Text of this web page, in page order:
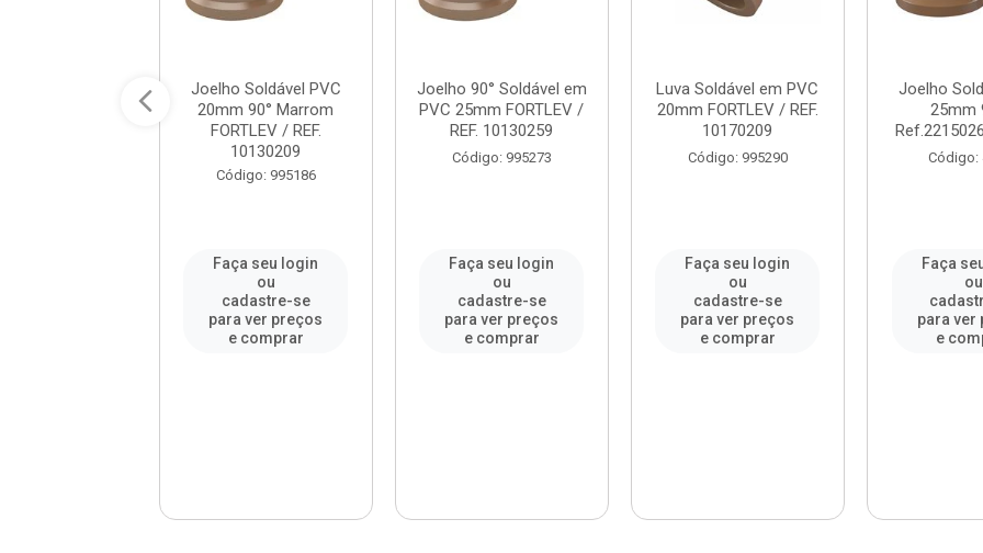
Joelho Soldável PVC
20mm 90° Marrom
FORTLEV / REF.
10130209
Código: 995186
Faça seu login
ou
cadastre-se
para ver preços
e comprar
Joelho 90° Soldável em
PVC 25mm FORTLEV /
REF. 10130259
Código: 995273
Faça seu login
ou
cadastre-se
para ver preços
e comprar
Luva Soldável em PVC
20mm FORTLEV / REF.
10170209
Código: 995290
Faça seu login
ou
cadastre-se
para ver preços
e comprar
Joelho
25mm
Código:
Faça
ou
para ver
e